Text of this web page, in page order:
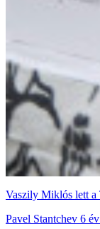
Vaszily Miklós lett a
Pavel Stantchev 6